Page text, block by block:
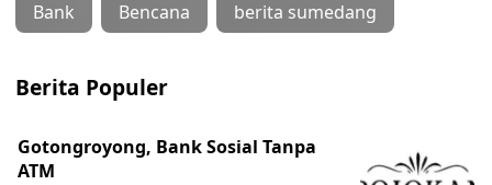
Bank Bencana berita sumedang
Berita Populer
Gotongroyong, Bank Sosial Tanpa
ATM